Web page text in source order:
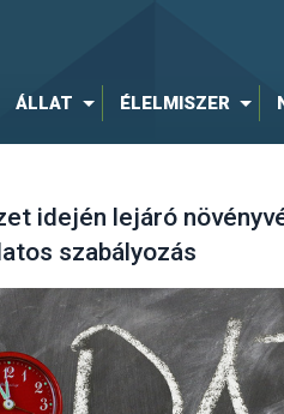
ÁLLAT ÉLELMISZER
idején lejáró
szabályozás